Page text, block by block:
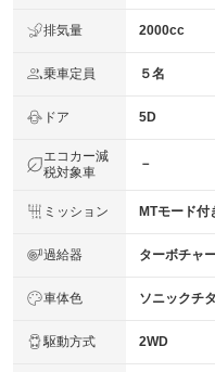
排気量 2000cc
乗車定員 ５名
ドア 5D
エコカー減
税対象車
－
ミッション MTモード付
過給器 ターボチャ
車体色 ソニックチ
駆動方式 2WD